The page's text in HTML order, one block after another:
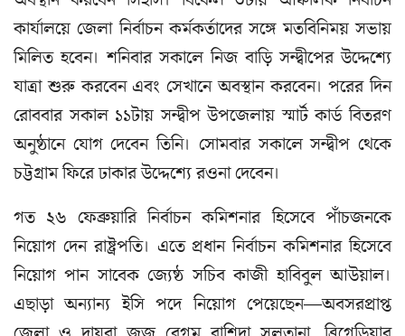
কার্যালয়ে জেলা নির্বাচন কর্মকর্তাদের সঙ্গে মতবিনিময় সভায়
মিলিত হবেন। শনিবার সকালে নিজ বাড়ি সন্দ্বীপের উদ্দেশ্যে
যাত্রা শুরু করবেন এবং সেখানে অবস্থান করবেন। পরের দিন
রোববার সকাল ১১টায় সন্দ্বীপ উপজেলায় স্মার্ট কার্ড বিতরণ
অনুষ্ঠানে যোগ দেবেন তিনি। সোমবার সকালে সন্দ্বীপ থেকে
চট্টগ্রাম ফিরে ঢাকার উদ্দেশ্যে রওনা দেবেন।
গত ২৬ ফেব্রুয়ারি নির্বাচন কমিশনার হিসেবে পাঁচজনকে
নিয়োগ দেন রাষ্ট্রপতি। এতে প্রধান নির্বাচন কমিশনার হিসেবে
নিয়োগ পান সাবেক জ্যেষ্ঠ সচিব কাজী হাবিবুল আউয়াল।
এছাড়া অন্যান্য ইসি পদে নিয়োগ পেয়েছেন—অবসরপ্রাপ্ত